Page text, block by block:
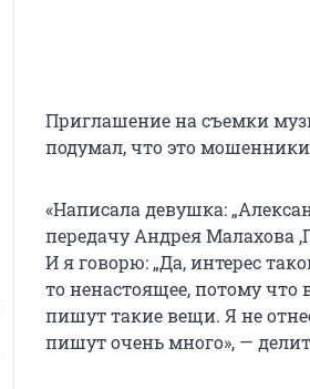
Приглашение на съемки
подумал, что это
«Написала девушка:
передачу Андрея Малахова
И я говорю: „Да, интерес
то ненастоящее, потому что
пишут такие вещи. Я не
пишут очень много», —